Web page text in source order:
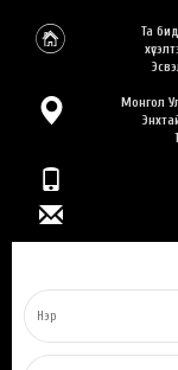
Та
Монгол